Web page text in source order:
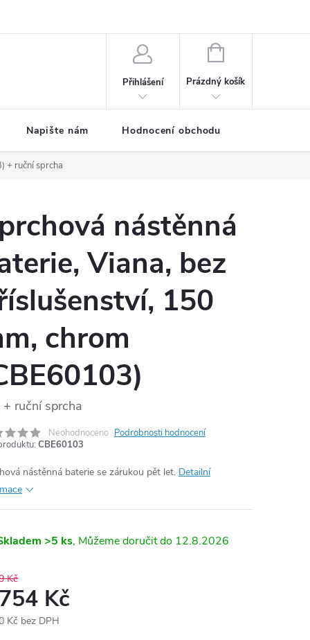
Přihlášení
NÁKUPNÍ
Prázdný košík
Napište nám Hodnocení obchodu
+ ruční sprcha
nástěnná
Viana, bez
150
chrom
+ ruční sprcha
Neohodnoceno Podrobnosti hodnocení
CBE60103
nástěnná baterie se zárukou pět let. Detailní
>5 ks 12.8.2026
Kč
Kč
Kč bez DPH